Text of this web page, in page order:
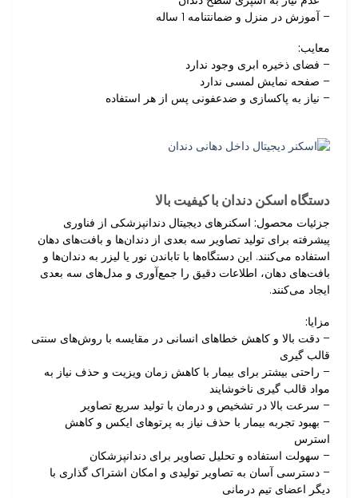
– آموزش در منزل و ضمانتنامه 1 ساله
معایب:
– فضای ذخیره ابری وجود ندارد
– صفحه نمایش لمسی ندارد
– نیاز به پاکسازی و ضدعفونی پس از هر استفاده
دستگاه اسکن دندان با کیفیت بالا
جزئیات محصول: اسکنرهای دیجیتال دندانپزشکی از فناوری
پیشرفته برای تولید تصاویر سه بعدی از دندان‌ها و بافت‌های دهان
استفاده می‌کنند. این دستگاه‌ها با تاباندن نور یا لیزر به دندان‌ها و
بافت‌های دهان، اطلاعات دقیق را جمع‌آوری و مدل‌های سه بعدی
ایجاد می‌کنند.
مزایا:
– دقت بالا و کاهش خطاهای انسانی در مقایسه با روش‌های سنتی
قالب گیری
– راحتی بیشتر برای بیمار با کاهش زمان ویزیت و حذف نیاز به
مواد قالب گیری ناخوشایند
– سرعت بالا در تشخیص و درمان با تولید سریع تصاویر
– بهبود تجربه بیمار با حذف نیاز به پرتوهای ایکس و کاهش
استرس
– سهولت استفاده و تحلیل تصاویر برای دندانپزشکان
– دسترسی آسان به تصاویر تولیدی و امکان اشتراک گذاری با
دیگر اعضای تیم درمانی